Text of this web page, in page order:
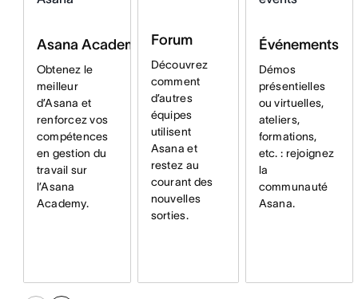
Asana Academy
Obtenez le
meilleur
d’Asana et
renforcez vos
compétences
en gestion du
travail sur
l’Asana
Academy.
Forum
Découvrez
comment
d’autres
équipes
utilisent
Asana et
restez au
courant des
nouvelles
sorties.
Événements
Démos
présentielles
ou virtuelles,
ateliers,
formations,
etc. : rejoignez
la
communauté
Asana.